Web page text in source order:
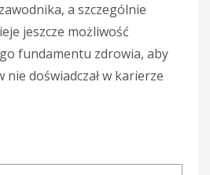
a szczególnie
jeszcze możliwość
fundamentu zdrowia, aby
doświadczał w karierze